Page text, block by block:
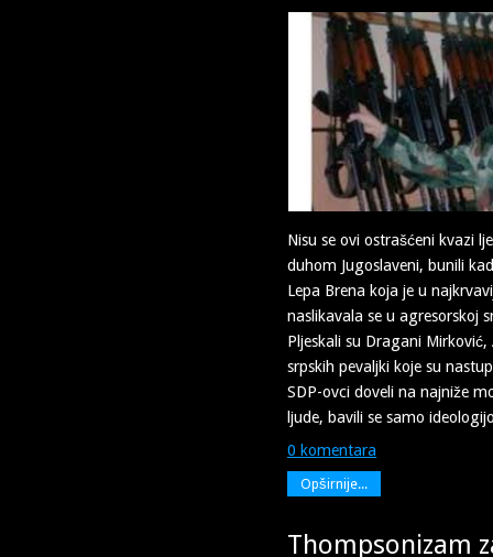
Nisu se ovi ostrašćeni kvazi
duhom Jugoslaveni, bunili
Lepa Brena koja je u
naslikavala se u agresorskoj
Pljeskali su Dragani
srpskih pevaljki koje su
SDP-ovci doveli na najniže
ljude, bavili se samo
0 komentara
Opširnije...
Thompsonizam